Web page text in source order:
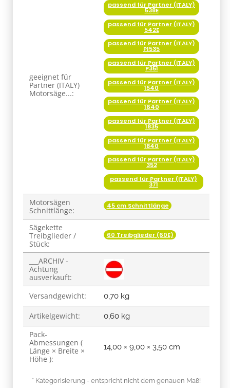
geeignet für
Partner (ITALY)
Motorsäge...:
passend für Partner (ITALY)
538E
passend für Partner (ITALY)
542E
passend für Partner (ITALY)
P1535
passend für Partner (ITALY)
P351
passend für Partner (ITALY)
1540
passend für Partner (ITALY)
1640
passend für Partner (ITALY)
1835
passend für Partner (ITALY)
1840
passend für Partner (ITALY)
352
passend für Partner (ITALY)
371
Motorsägen
Schnittlänge:
45 cm Schnittlänge
Sägekette
Treibglieder /
Stück:
60 Treibglieder (60E)
___ARCHIV -
Achtung
ausverkauft:
Versandgewicht:
0,70 kg
Artikelgewicht: 0,60 kg
Pack-
Abmessungen (
Länge × Breite ×
Höhe ):
14,00 × 9,00 × 3,50 cm
* Kategorisierung - entspricht nicht dem genauen Maß!